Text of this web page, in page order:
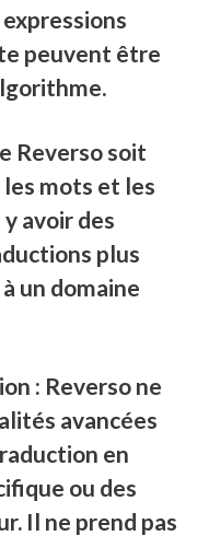
peuvent être
Reverso soit
mots et les
avoir des
plus
un domaine
: Reverso ne
avancées
en
ou des
Il ne prend pas